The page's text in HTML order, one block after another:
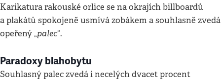
Karikatura rakouské orlice se na okrajích billboardů
a plakátů spokojeně usmívá zobákem a souhlasně zvedá
opeřený „palec“.
Paradoxy blahobytu
Souhlasný palec zvedá i necelých dvacet procent